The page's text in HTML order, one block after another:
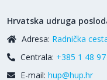
Hrvatska udruga
Adresa: Radnička
Centrala: +385 1 48
E-mail: hup@hup.hr